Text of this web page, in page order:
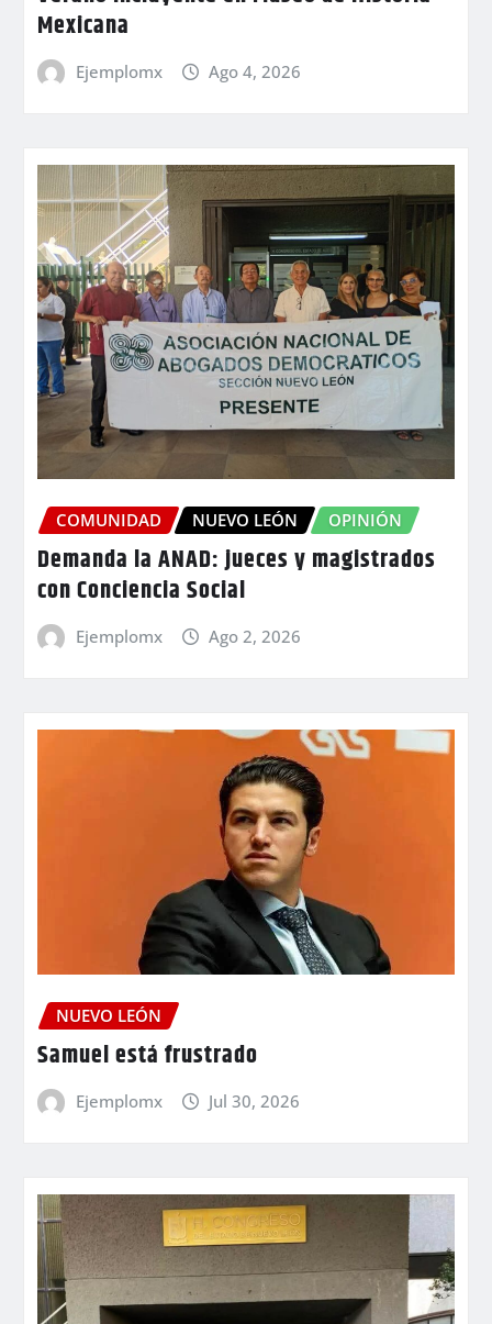
Mexicana
Ejemplomx Ago 4, 2026
COMUNIDAD NUEVO LEÓN OPINIÓN
Demanda la ANAD: jueces y magistrados
con Conciencia Social
Ejemplomx Ago 2, 2026
NUEVO LEÓN
Samuel está frustrado
Ejemplomx Jul 30, 2026